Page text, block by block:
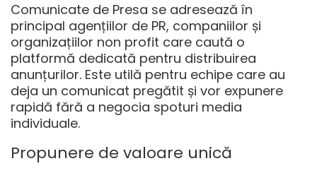
Comunicate de Presa se adresează în
principal agențiilor de PR, companiilor și
organizațiilor non profit care caută o
platformă dedicată pentru distribuirea
anunțurilor. Este utilă pentru echipe care au
deja un comunicat pregătit și vor expunere
rapidă fără a negocia spoturi media
individuale.
Propunere de valoare unică